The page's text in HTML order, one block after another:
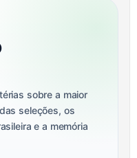
sobre a maior
seleções, os
e a memória